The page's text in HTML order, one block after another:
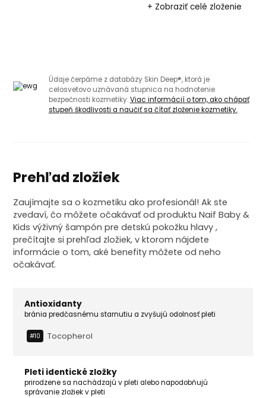
+ Zobraziť celé zloženie
Údaje čerpáme z databázy Skin Deep®, ktorá je
celosvetovo uznávaná stupnica na hodnotenie
bezpečnosti kozmetiky.Viac informácií o tom, ako chápať
stupeň škodlivosti a naučiť sa čítať zloženie kozmetiky.
Prehľad zložiek
Zaujímajte sa o kozmetiku ako profesionál! Ak ste
zvedaví, čo môžete očakávať od produktu Naif Baby &
Kids výživný šampón pre detskú pokožku hlavy ,
prečítajte si prehľad zložiek, v ktorom nájdete
informácie o tom, aké benefity môžete od neho
očakávať.
Antioxidanty
bránia predčasnému starnutiu a zvyšujú odolnosť pleti
#10 Tocopherol
Pleti identické zložky
prirodzene sa nachádzajú v pleti alebo napodobňujú
správanie zložiek v pleti